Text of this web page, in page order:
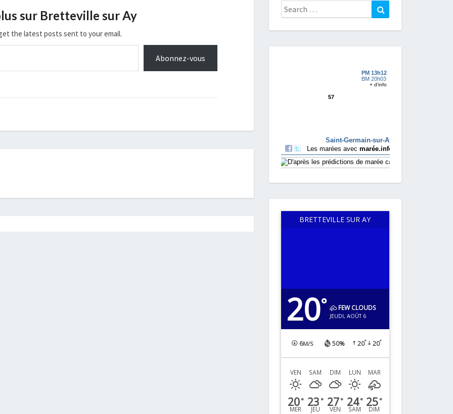
sur Bretteville sur Ay
the latest posts sent to your email.
Abonnez-vous
Search
for:
BRETTEVILLE SUR AY
20° FEW CLOUDS
JEUDI, AOÛT 6
6M/S 50% 20° 20°
VEN
20°
SAM
23 °
DIM
27°
LUN
24°
MAR
25°
MER JEU VEN SAM DIM